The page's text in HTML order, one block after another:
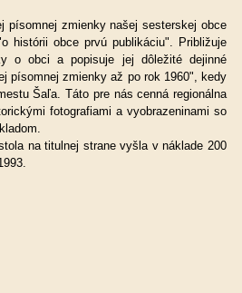
písomnej zmienky našej sesterskej obce
histórii obce prvú publikáciu". Približuje
o obci a popisuje jej dôležité dejinné
písomnej zmienky až po rok 1960", kedy
Šaľa. Táto pre nás cenná regionálna
fotografiami a vyobrazeninami so
na titulnej strane vyšla v náklade 200